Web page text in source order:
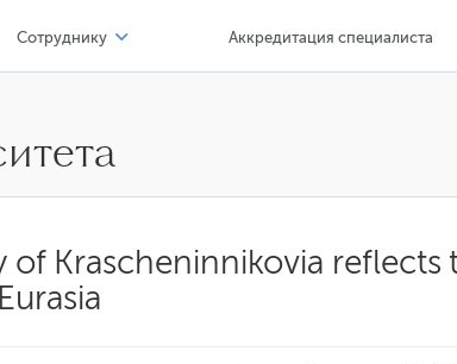
Сотруднику
Формы
Аккредитация специалиста
Krascheninnikovia